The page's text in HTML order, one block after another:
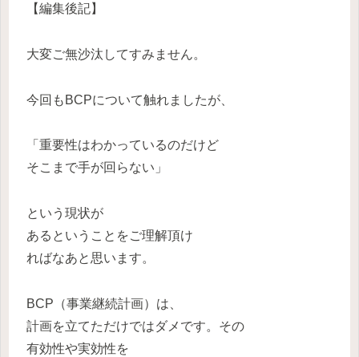
【編集後記】
大変ご無沙汰してすみません。
今回もBCPについて触れましたが、
「重要性はわかっているのだけど
そこまで手が回らない」
という現状が
あるということをご理解頂け
ればなあと思います。
BCP（事業継続計画）は、
計画を立てただけではダメです。その
有効性や実効性を